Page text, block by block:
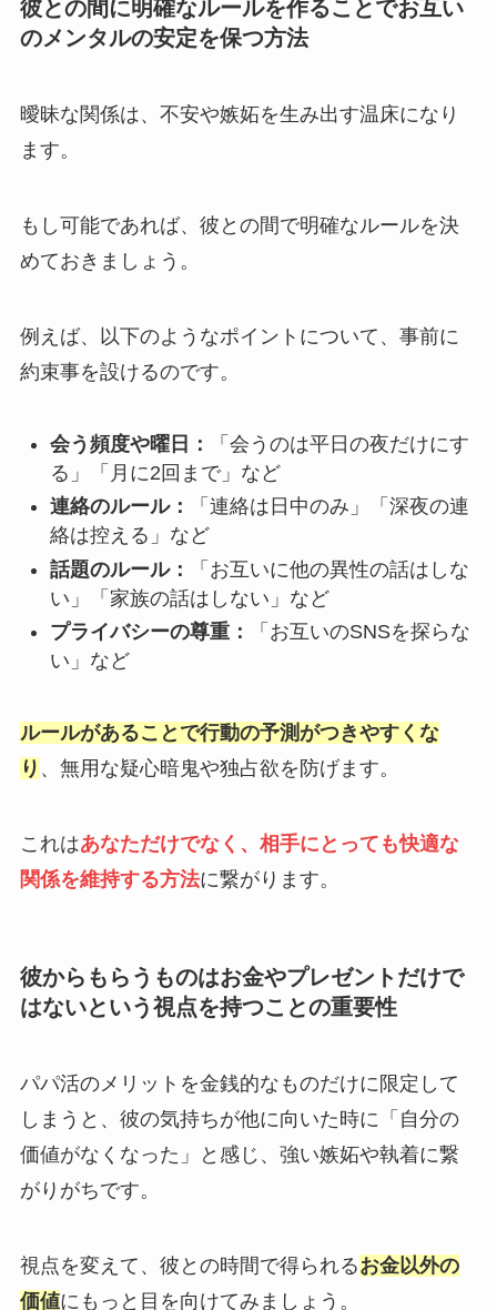
彼との間に明確なルールを作ることでお互い
のメンタルの安定を保つ方法
曖昧な関係は、不安や嫉妬を生み出す温床になり
ます。
もし可能であれば、彼との間で明確なルールを決
めておきましょう。
例えば、以下のようなポイントについて、事前に
約束事を設けるのです。
会う頻度や曜日：
「会うのは平日の夜だけにす
る」「月に2回まで」など
連絡のルール：
「連絡は日中のみ」「深夜の連
絡は控える」など
話題のルール：
「お互いに他の異性の話はしな
い」「家族の話はしない」など
プライバシーの尊重：
「お互いのSNSを探らな
い」など
ルールがあることで行動の予測がつきやすくな
り 、無用な疑心暗鬼や独占欲を防げます。
これはあなただけでなく、相手にとっても快適な
関係を維持する方法に繋がります。
彼からもらうものはお金やプレゼントだけで
はないという視点を持つことの重要性
パパ活のメリットを金銭的なものだけに限定して
しまうと、彼の気持ちが他に向いた時に「自分の
価値がなくなった」と感じ、強い嫉妬や執着に繋
がりがちです。
視点を変えて、彼との時間で得られるお金以外の
価値にもっと目を向けてみましょう。